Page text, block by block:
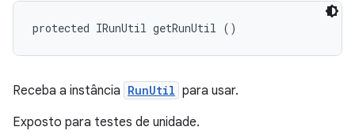
protected IRunUtil getRunUtil ()
Receba a instância RunUtil para usar.
Exposto para testes de unidade.